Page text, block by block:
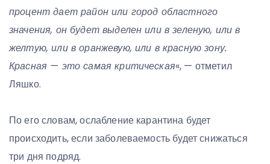
процент дает район или город областного
значения, он будет выделен или в зеленую, или в
желтую, или в оранжевую, или в красную зону.
Красная — это самая критическая«, — отметил
Ляшко.
По его словам, ослабление карантина будет
происходить, если заболеваемость будет снижаться
три дня подряд.